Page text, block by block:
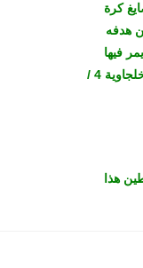
كرة
هدفه
فيها
بسلالسة ويمررها للظهير المتقدم طلال مجرشي يحرز منها الأخير الهدف الرابع وتنتهي بها المباراة بأفضلية خلجاوية 4 /
هذا